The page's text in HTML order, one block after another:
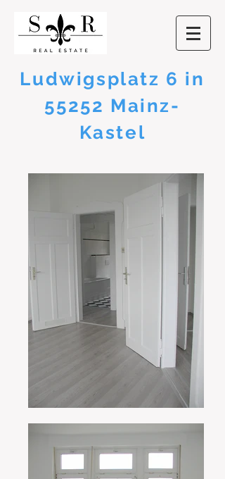
Ludwigsplatz 6 in
55252 Mainz-
Kastel